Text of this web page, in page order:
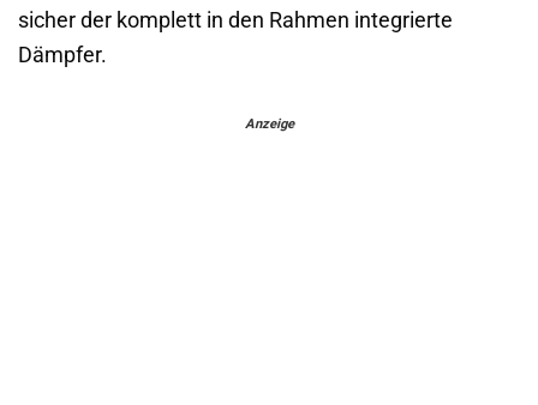
sicher der komplett in den Rahmen integrierte
Dämpfer.
Anzeige